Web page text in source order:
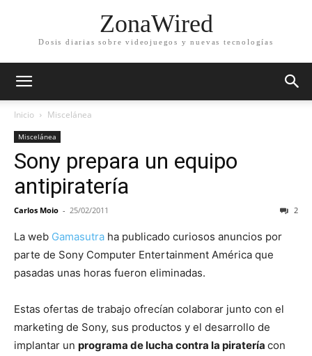
ZonaWired
Dosis diarias sobre videojuegos y nuevas tecnologías
Inicio Miscelánea
Miscelánea
Sony prepara un equipo
antipiratería
Carlos Moio - 25/02/2011 2
La web Gamasutra ha publicado curiosos anuncios por
parte de Sony Computer Entertainment América que
pasadas unas horas fueron eliminadas.
Estas ofertas de trabajo ofrecían colaborar junto con el
marketing de Sony, sus productos y el desarrollo de
implantar un programa de lucha contra la piratería con